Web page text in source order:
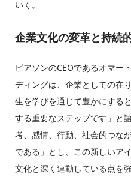
いく。
企業文化の変革と持続
ピアソンのCEOであるオマー
ディングは、企業としての在
生を学びを通じて豊かにする
する重要なステップです」と
考、感情、行動、社会的つな
である」とし、この新しいア
文化と深く連動している点を強